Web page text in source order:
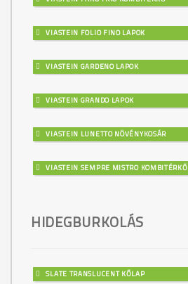
VIASTEIN FOLIO FINO LAPOK
VIASTEIN GARDENO LAPOK
VIASTEIN GRANDO LAPOK
VIASTEIN LUNETTO NÖVÉNYKOSÁR
VIASTEIN SEMPRE MISTRO KOMBITÉRKŐ
HIDEGBURKOLÁS
SLATE TRANSLUCENT KŐLAP